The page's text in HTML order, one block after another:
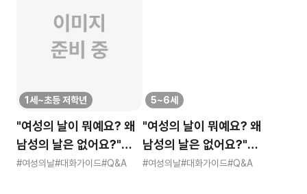
1세~초등 저학년
"여성의 날이 뭐예요? 왜
남성의 날은 없어요?"
묻는 어린이에게 이렇게
#여성의날#대화가이드#Q&A
5~6세
"여성의 날이 뭐예요? 왜
남성의 날은 없어요?"
묻는 어린이에게 이렇게
#여성의날#대화가이드#Q&A